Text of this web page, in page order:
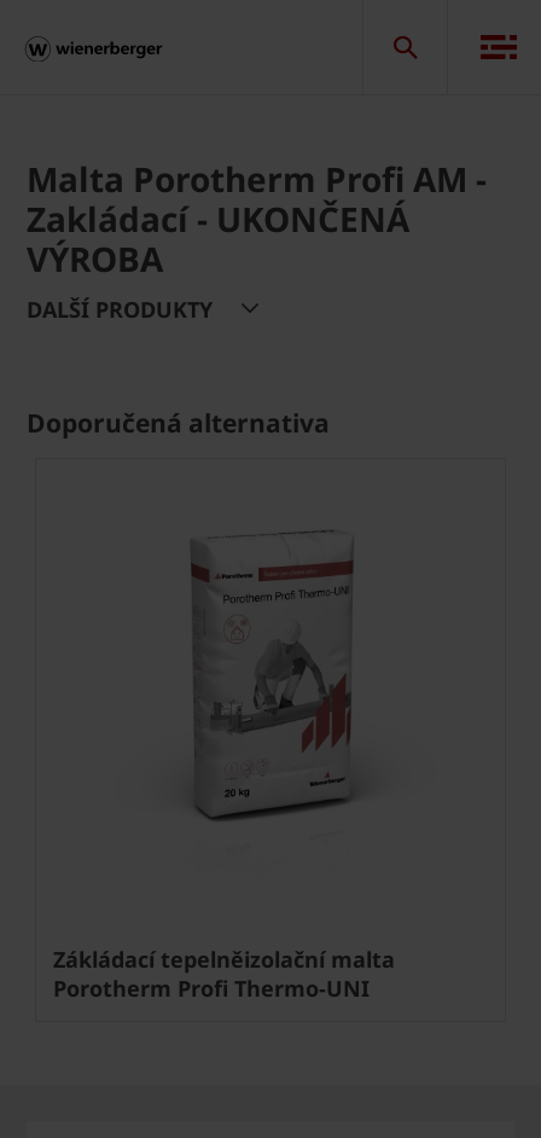
Malta Porotherm Profi AM -
Zakládací - UKONČENÁ
VÝROBA
DALŠÍ PRODUKTY
Doporučená alternativa
Zákládací tepelněizolační malta
Porotherm Profi Thermo-UNI